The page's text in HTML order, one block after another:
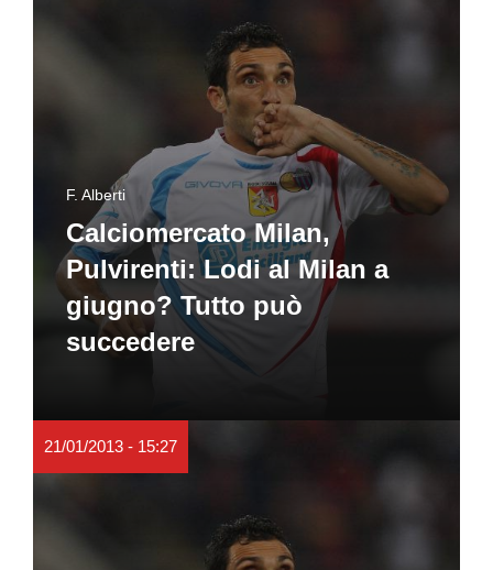
F. Alberti
Calciomercato Milan,
Pulvirenti: Lodi al Milan a
giugno? Tutto può
succedere
21/01/2013 - 15:27